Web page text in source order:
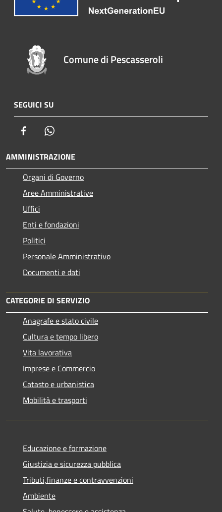
Comune di Pescasseroli
SEGUICI SU
Facebook
AMMINISTRAZIONE
Organi di Governo
Aree Amministrative
Uffici
Enti e fondazioni
Politici
Personale Amministrativo
Documenti e dati
CATEGORIE DI SERVIZIO
Anagrafe e stato civile
Cultura e tempo libero
Vita lavorativa
Imprese e Commercio
Catasto e urbanistica
Mobilità e trasporti
Educazione e formazione
Giustizia e sicurezza pubblica
Tributi,finanze e contravvenzioni
Ambiente